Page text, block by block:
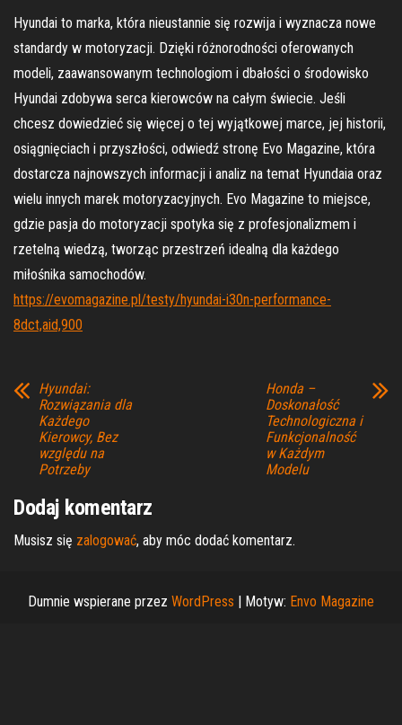
Hyundai to marka, która nieustannie się rozwija i wyznacza nowe
standardy w motoryzacji. Dzięki różnorodności oferowanych
modeli, zaawansowanym technologiom i dbałości o środowisko
Hyundai zdobywa serca kierowców na całym świecie. Jeśli
chcesz dowiedzieć się więcej o tej wyjątkowej marce, jej historii,
osiągnięciach i przyszłości, odwiedź stronę Evo Magazine, która
dostarcza najnowszych informacji i analiz na temat Hyundaia oraz
wielu innych marek motoryzacyjnych. Evo Magazine to miejsce,
gdzie pasja do motoryzacji spotyka się z profesjonalizmem i
rzetelną wiedzą, tworząc przestrzeń idealną dla każdego
miłośnika samochodów.
https://evomagazine.pl/testy/hyundai-i30n-performance-
8dct,aid,900
Hyundai:
Rozwiązania dla
Każdego
Kierowcy, Bez
względu na
Potrzeby
Honda –
Doskonałość
Technologiczna i
Funkcjonalność
w Każdym
Modelu
Dodaj komentarz
Musisz się zalogować, aby móc dodać komentarz.
Dumnie wspierane przez WordPress | Motyw: Envo Magazine